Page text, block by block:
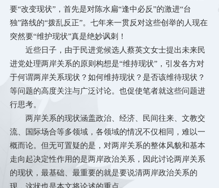
要“改变现状”，首先是对陈水扁“逢中必反”的激进“台
独”路线的“拨乱反正”。七年来一贯反对这些创举的人现在
突然要“维护现状”真是绝妙讽刺！
近些日子，由于民进党候选人蔡英文女士提出未来民
进党处理两岸关系的原则构想是“维持现状”，引发各方对
于何谓两岸关系现状？如何维持现状？是否该维待现状？
等问题的高度关注与广泛讨论。也促使笔者就这些问题进
行思考。
两岸关系的现状涵盖政治、经济、民间往来、文教交
流、国际场合等多领域，各领域的情况不仅相同，难以一
概而论。但无可置疑的是，对两岸关系的整体风貌和基本
走向起决定性作用的是两岸政治关系，因此讨论两岸关系
的现状，最基础、最重要的就是要说清两岸政治关系的
现，这状也是本文将论述的重点。